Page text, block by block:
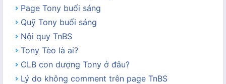
Page Tony buổi sáng
Quỹ Tony buổi sáng
Nội quy TnBS
Tony Tèo là ai?
CLB con dượng Tony ở đâu?
Lý do không comment trên page TnBS